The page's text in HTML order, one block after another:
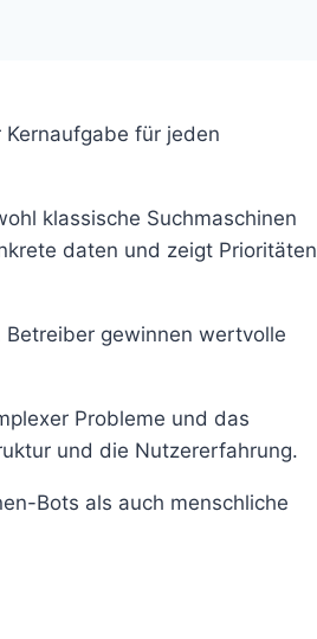
Kernaufgabe für jeden
klassische Suchmaschinen
daten und zeigt Prioritäten
gewinnen wertvolle
Probleme und das
und die Nutzererfahrung.
Bots als auch menschliche